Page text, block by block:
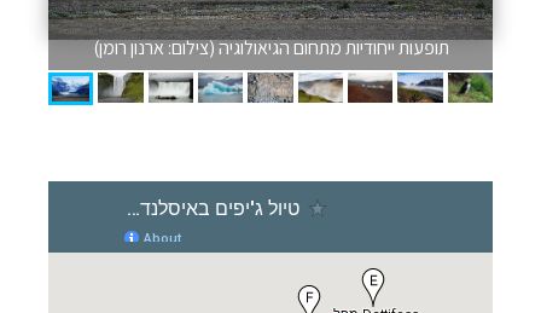
תופעות ייחודיות מתחום הגיאולוגיה (צילום: ארנון רומן)